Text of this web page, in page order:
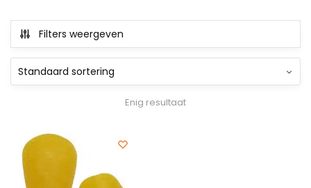
Filters weergeven
Enig resultaat